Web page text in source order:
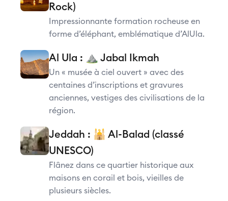
Rock)
Impressionnante formation rocheuse en
forme d’éléphant, emblématique d’AlUla.
Al Ula : ⛰️ Jabal Ikmah
Un « musée à ciel ouvert » avec des
centaines d’inscriptions et gravures
anciennes, vestiges des civilisations de la
région.
Jeddah : 🕌 Al-Balad (classé
UNESCO)
Flânez dans ce quartier historique aux
maisons en corail et bois, vieilles de
plusieurs siècles.